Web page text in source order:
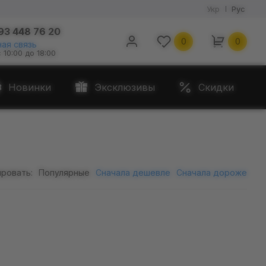
Укр Рус
448 76 20
связь
до 18:00
0 0
Новинки Эксклюзивы Скидки
Популярные Сначала дешевле Сначала дороже